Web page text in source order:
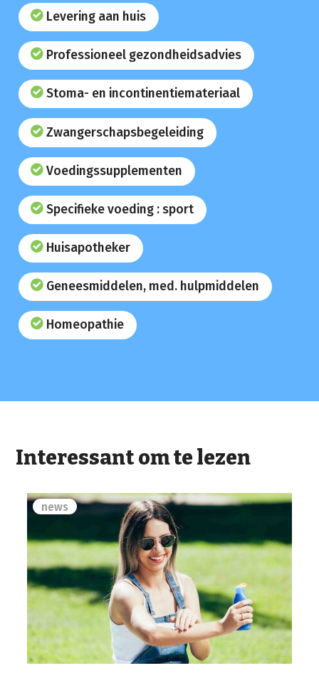
Levering aan huis
Professioneel gezondheidsadvies
Stoma- en incontinentiemateriaal
Zwangerschapsbegeleiding
Voedingssupplementen
Specifieke voeding : sport
Huisapotheker
Geneesmiddelen, med. hulpmiddelen
Homeopathie
Interessant om te lezen
news